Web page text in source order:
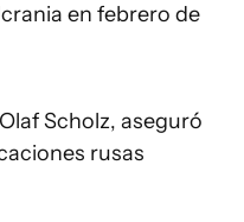
en febrero de
Scholz, aseguró
rusas